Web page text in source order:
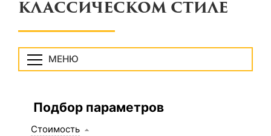
КЛАССИЧЕСКОМ СТИЛЕ
МЕНЮ
Подбор параметров
Стоимость